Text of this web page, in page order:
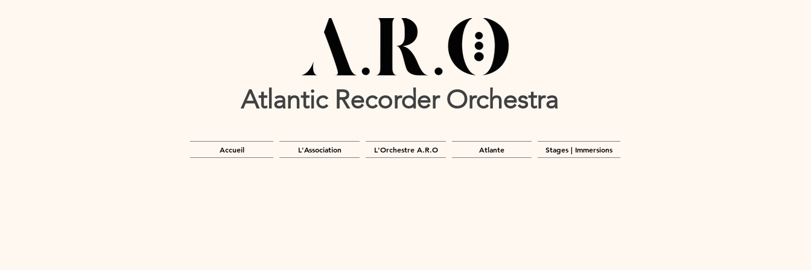
Atlantic Recorder Orchestra
Accueil L'Association L'Orchestre A.R.O Atlante Stages | Immersions